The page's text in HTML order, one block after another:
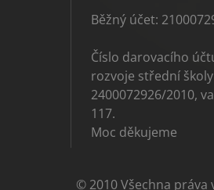
Běžný účet:
Číslo darovacího
rozvoje střední školy
2400072926/2010,
117.
Moc děkujeme
© 2010 Všechna práva